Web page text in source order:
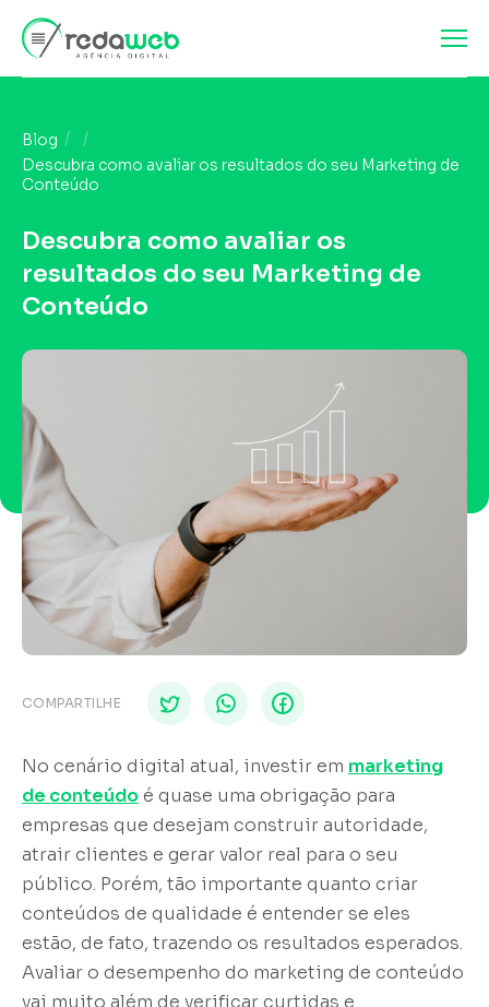
Blog
Descubra como avaliar os resultados do seu Marketing de
Conteúdo
Descubra como avaliar os
resultados do seu Marketing de
Conteúdo
COMPARTILHE
No cenário digital atual, investir em marketing
de conteúdoé quase uma obrigação para
empresas que desejam construir autoridade,
atrair clientes e gerar valor real para o seu
público. Porém, tão importante quanto criar
conteúdos de qualidade é entender se eles
estão, de fato, trazendo os resultados esperados.
Avaliar o desempenho do marketing de conteúdo
vai muito além de verificar curtidas e